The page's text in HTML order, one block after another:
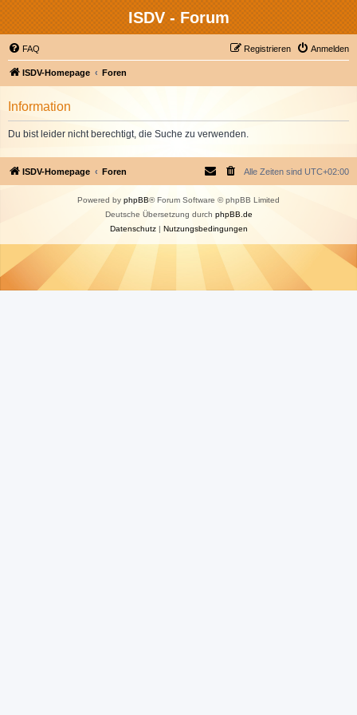
ISDV - Forum
FAQ Anmelden
Registrieren
ISDV-Homepage Foren
Information
Du bist leider nicht berechtigt, die Suche zu verwenden.
ISDV-Homepage Foren Alle Zeiten sind UTC+02:00
Powered by phpBB® Forum Software © phpBB Limited
Deutsche Übersetzung durch phpBB.de
Datenschutz| Nutzungsbedingungen